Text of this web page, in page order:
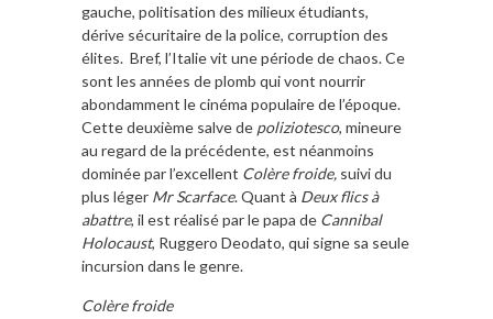
gauche, politisation des milieux étudiants,
dérive sécuritaire de la police, corruption des
élites. Bref, l’Italie vit une période de chaos. Ce
sont les années de plomb qui vont nourrir
abondamment le cinéma populaire de l’époque.
Cette deuxième salve de poliziotesco, mineure
au regard de la précédente, est néanmoins
dominée par l’excellent Colère froide, suivi du
plus léger Mr Scarface. Quant à Deux flics à
abattre, il est réalisé par le papa de Cannibal
Holocaust, Ruggero Deodato, qui signe sa seule
incursion dans le genre.
Colère froide